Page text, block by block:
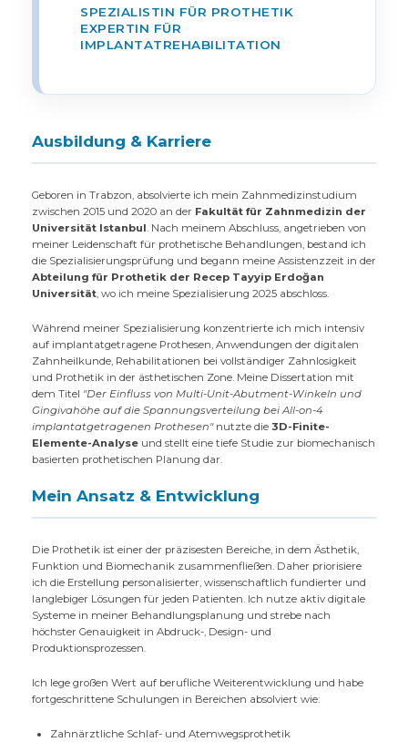
SPEZIALISTIN FÜR PROTHETIK
EXPERTIN FÜR
IMPLANTATREHABILITATION
Ausbildung & Karriere
Geboren in Trabzon, absolvierte ich mein Zahnmedizinstudium
zwischen 2015 und 2020 an der Fakultät für Zahnmedizin der
Universität Istanbul. Nach meinem Abschluss, angetrieben von
meiner Leidenschaft für prothetische Behandlungen, bestand ich
die Spezialisierungsprüfung und begann meine Assistenzzeit in der
Abteilung für Prothetik der Recep Tayyip Erdoğan
Universität, wo ich meine Spezialisierung 2025 abschloss.
Während meiner Spezialisierung konzentrierte ich mich intensiv
auf implantatgetragene Prothesen, Anwendungen der digitalen
Zahnheilkunde, Rehabilitationen bei vollständiger Zahnlosigkeit
und Prothetik in der ästhetischen Zone. Meine Dissertation mit
dem Titel "Der Einfluss von Multi-Unit-Abutment-Winkeln und
Gingivahöhe auf die Spannungsverteilung bei All-on-4
implantatgetragenen Prothesen"nutzte die 3D-Finite-
Elemente-Analyse und stellt eine tiefe Studie zur biomechanisch
basierten prothetischen Planung dar.
Mein Ansatz & Entwicklung
Die Prothetik ist einer der präzisesten Bereiche, in dem Ästhetik,
Funktion und Biomechanik zusammenfließen. Daher priorisiere
ich die Erstellung personalisierter, wissenschaftlich fundierter und
langlebiger Lösungen für jeden Patienten. Ich nutze aktiv digitale
Systeme in meiner Behandlungsplanung und strebe nach
höchster Genauigkeit in Abdruck-, Design- und
Produktionsprozessen.
Ich lege großen Wert auf berufliche Weiterentwicklung und habe
fortgeschrittene Schulungen in Bereichen absolviert wie:
Zahnärztliche Schlaf- und Atemwegsprothetik